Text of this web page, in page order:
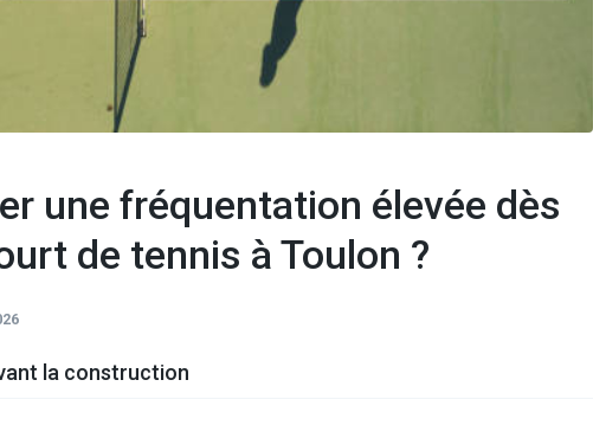
une fréquentation élevée dès
de tennis à Toulon ?
la construction